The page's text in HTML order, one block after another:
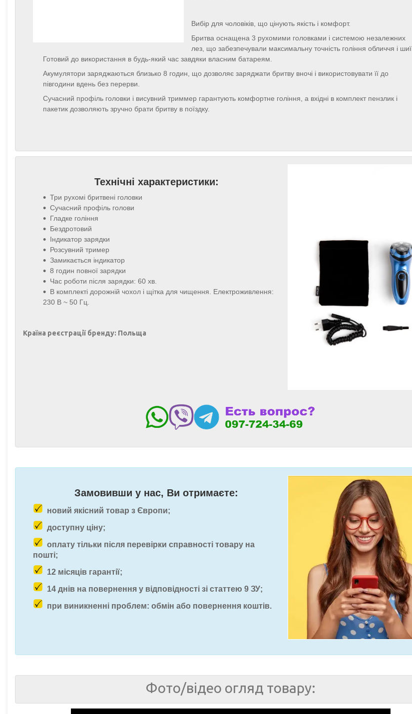
Вибір для чоловіків, що цінують якість і комфорт.
Бритва оснащена 3 рухомими головками і системою незалежних
лез, що забезпечували максимальну точність гоління обличчя і шиї.
Готовий до використання в будь-який час завдяки власним батареям.
Акумулятори заряджаються близько 8 годин, що дозволяє заряджати бритву вночі і використовувати її до
півгодини вдень без перерви.
Сучасний профіль головки і висувний триммер гарантують комфортне гоління, а вхідні в комплект пензлик і
пакетик дозволяють зручно брати бритву в поїздку.
Технічні характеристики:
Три рухомі бритвені головки
Сучасний профіль голови
Гладке гоління
Бездротовий
Індикатор зарядки
Розсувний тример
Замикається індикатор
8 годин повної зарядки
Час роботи після зарядки: 60 хв.
В комплекті дорожній чохол і щітка для чищення. Електроживлення:
230 В ~ 50 Гц.
Країна реєстрації бренду: Польща
Замовивши у нас, Ви отримаєте:
новий якісний товар з Європи;
доступну ціну;
оплату тільки після перевірки справності товару на
пошті;
12 місяців гарантії;
14 днів на повернення у відповідності зі статтею 9 ЗУ;
при виникненні проблем: обмін або повернення коштів.
Фото/відео огляд товару: